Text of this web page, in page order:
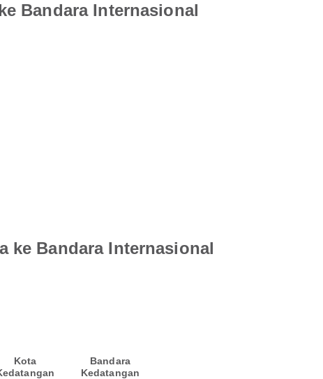
Bandara Internasional
ke Bandara Internasional
Kota
Bandara
Kedatangan